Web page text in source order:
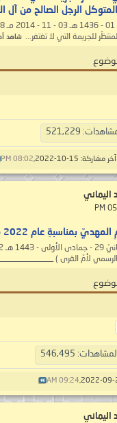
الرجل الصالح من آل
المنتظَر للجريمة التي لا تغتفر... شاهد
521,229
آخر مشاركة: 15-10-2022, 08:02 PM
اليماني
بمناسبةِ عام 2022 مـ ..
المشاهدات: 546,495
09:24 AM
اليماني